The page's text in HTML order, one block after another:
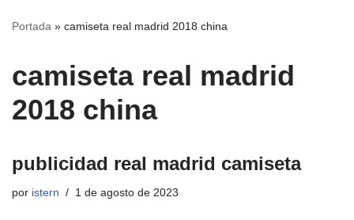
Portada » camiseta real madrid 2018 china
camiseta real madrid
2018 china
publicidad real madrid camiseta
por istern 1 de agosto de 2023